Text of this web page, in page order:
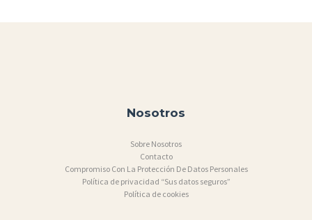
Nosotros
Sobre Nosotros
Contacto
Compromiso Con La Protección De Datos Personales
Política de privacidad “Sus datos seguros”
Política de cookies